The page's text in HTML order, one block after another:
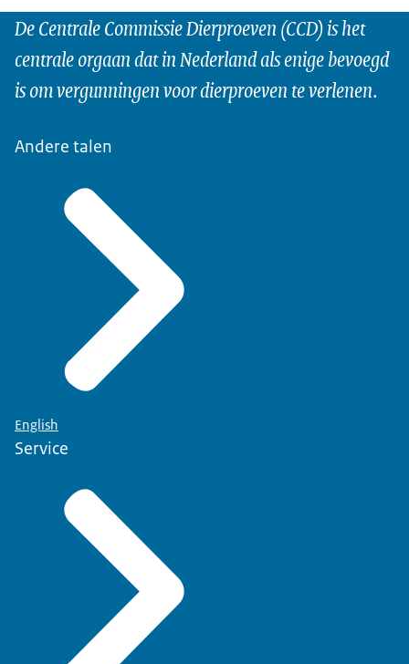
De Centrale Commissie Dierproeven (CCD) is het
centrale orgaan dat in Nederland als enige bevoegd
is om vergunningen voor dierproeven te verlenen.
Andere talen
English
Service